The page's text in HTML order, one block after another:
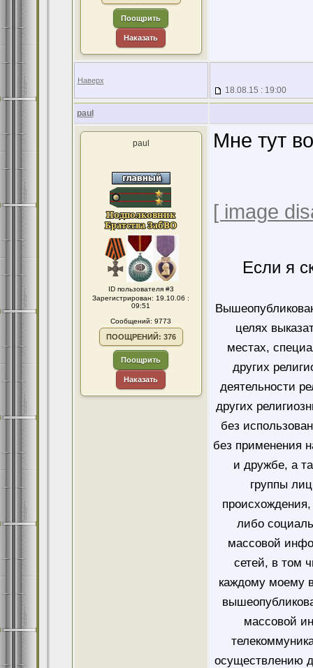
Поощрить
Наказать
Наверх
18.08.15 : 19:00
paul
paul
ID пользователя #3
Зарегистрирован: 19.10.06 :
09:51
Сообщений: 9773
ПООЩРЕНИЙ: 376
Поощрить
Наказать
Мне тут
[ image
Если я
целях
местах,
других
деятельности
других
без
без применения
и дружбе, а
группы
либо
массовой
сетей, в том
каждому моему
массовой
осуществлению